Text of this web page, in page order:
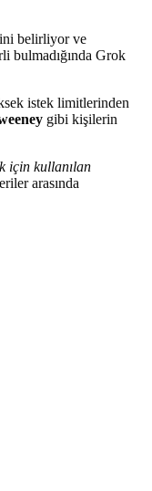
belirliyor ve
bulmadığında Grok
istek limitlerinden
gibi kişilerin
için kullanılan
arasında